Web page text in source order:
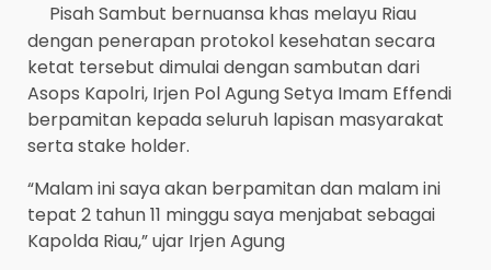
Pisah Sambut bernuansa khas melayu Riau
dengan penerapan protokol kesehatan secara
ketat tersebut dimulai dengan sambutan dari
Asops Kapolri, Irjen Pol Agung Setya Imam Effendi
berpamitan kepada seluruh lapisan masyarakat
serta stake holder.
“Malam ini saya akan berpamitan dan malam ini
tepat 2 tahun 11 minggu saya menjabat sebagai
Kapolda Riau,” ujar Irjen Agung